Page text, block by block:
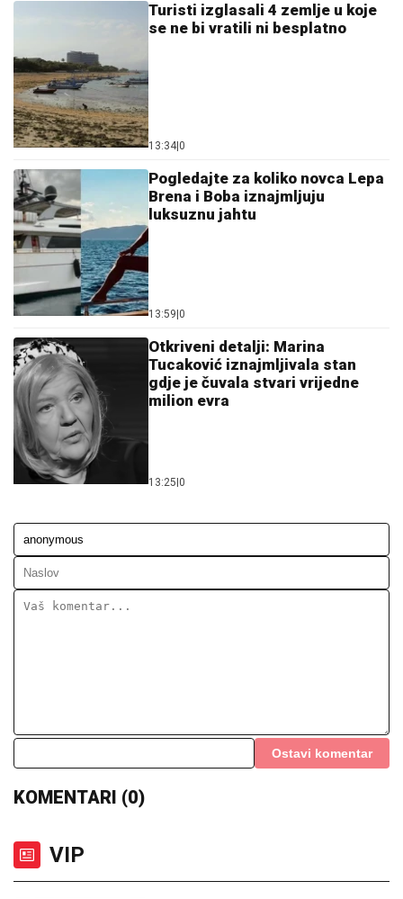
Turisti izglasali 4 zemlje u koje
se ne bi vratili ni besplatno
13:34 0
Pogledajte za koliko novca Lepa
Brena i Boba iznajmljuju
luksuznu jahtu
13:59 0
Otkriveni detalji: Marina
Tucaković iznajmljivala stan
gdje je čuvala stvari vrijedne
milion evra
13:25 0
Ostavi komentar
KOMENTARI (0)
VIP